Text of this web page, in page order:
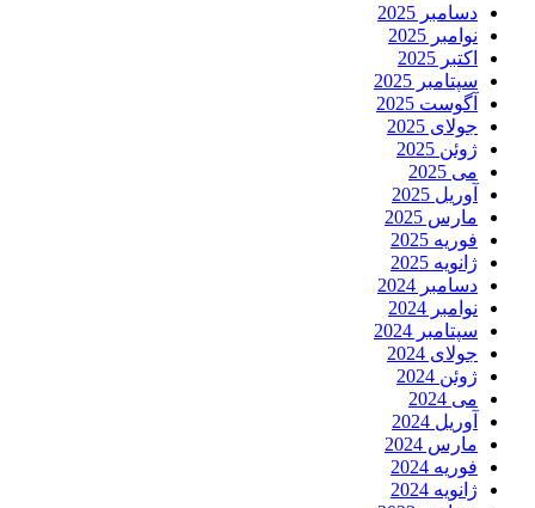
دسامبر 2025
نوامبر 2025
اکتبر 2025
سپتامبر 2025
آگوست 2025
جولای 2025
ژوئن 2025
می 2025
آوریل 2025
مارس 2025
فوریه 2025
ژانویه 2025
دسامبر 2024
نوامبر 2024
سپتامبر 2024
جولای 2024
ژوئن 2024
می 2024
آوریل 2024
مارس 2024
فوریه 2024
ژانویه 2024